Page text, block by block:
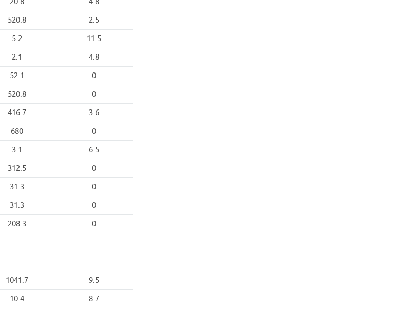
520.8
2.5
5.2
11.5
2.1
4.8
52.1
0
520.8
0
416.7
3.6
680
0
3.1
6.5
312.5
0
31.3
0
31.3
0
208.3 0
1041.7
9.5
10.4
8.7